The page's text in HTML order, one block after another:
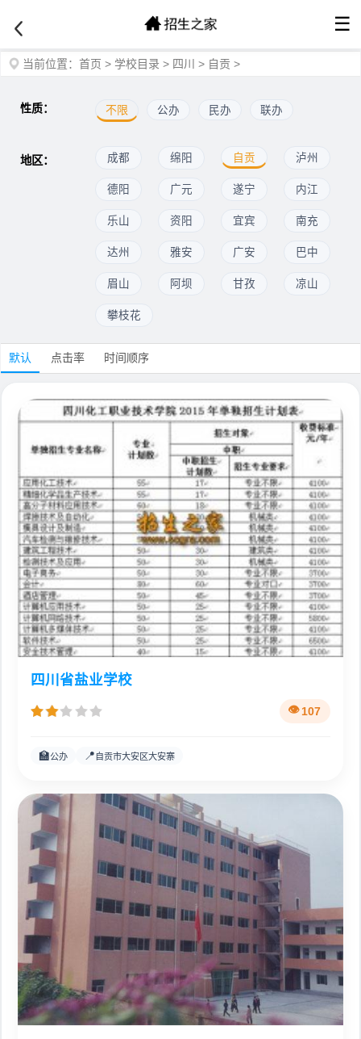
☰
当前位置： 首页 > 学校目录 > 四川 > 自贡 >
性质： 不限 公办 民办 联办
地区： 成都 绵阳 自贡 泸州
德阳 广元 遂宁 内江
乐山 资阳 宜宾 南充
达州 雅安 广安 巴中
眉山 阿坝 甘孜 凉山
攀枝花
默认 点击率 时间顺序
四川省盐业学校
107
🏫公办 📍 自贡市大安区大安寨